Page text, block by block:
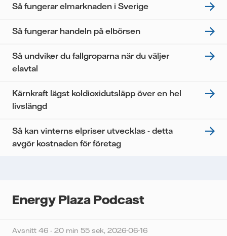
personuppgifter.
Jag samtycker till att Vattenfall behandlar mina
nyhetsbrevet.*
Så fungerar elmarknaden i Sverige
Så fungerar handeln på elbörsen
Så undviker du fallgroparna när du väljer
elavtal
Kärnkraft lägst koldioxidutsläpp över en hel
livslängd
Så kan vinterns elpriser utvecklas - detta
avgör kostnaden för företag
Energy Plaza Podcast
Avsnitt 46 - 20 min 55 sek, 2026-06-16